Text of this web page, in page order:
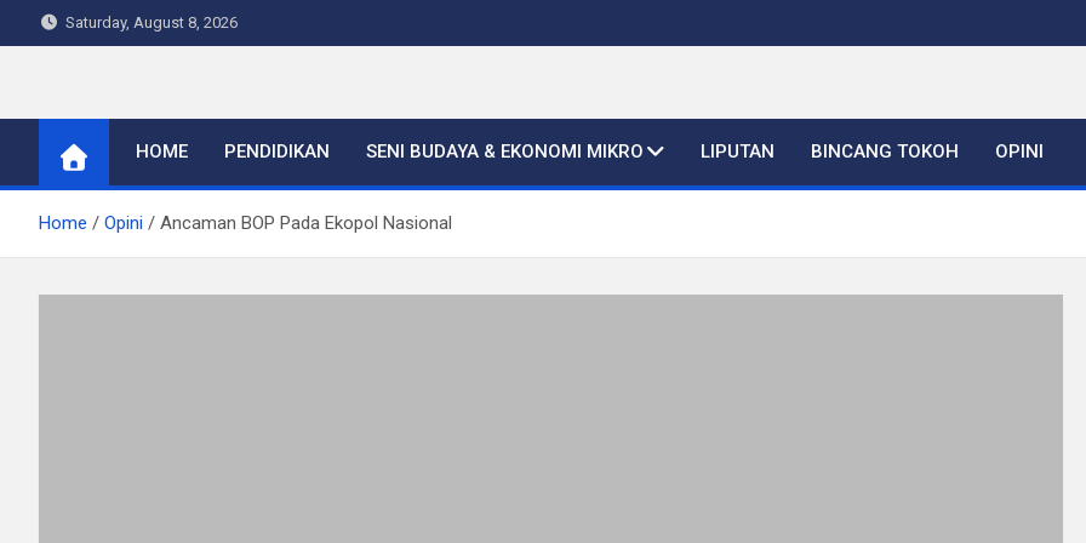
to
Saturday, August 8, 2026
Warta Indo
HOME PENDIDIKAN SENI BUDAYA & EKONOMI MIKRO LIPUTAN BINCANG TOKOH OPINI
Home Opini Ancaman BOP Pada Ekopol Nasional